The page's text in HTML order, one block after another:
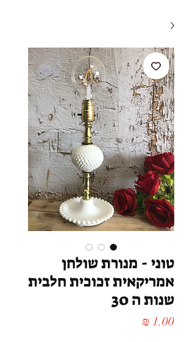
טוני - מנורת שולחן
אמריקאית זכוכית חלבית
שנות ה 30